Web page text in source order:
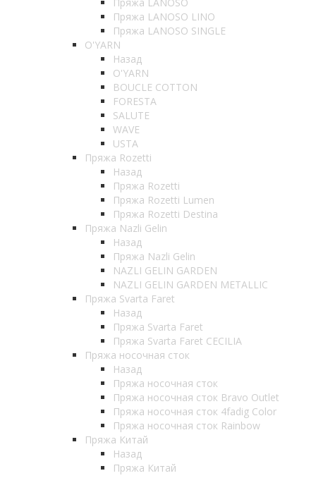
Пряжа LANOSO LINO
Пряжа LANOSO SINGLE
O'YARN
Назад
O'YARN
BOUCLE COTTON
FORESTA
SALUTE
WAVE
USTA
Пряжа Rozetti
Назад
Пряжа Rozetti
Пряжа Rozetti Lumen
Пряжа Rozetti Destina
Пряжа Nazli Gelin
Назад
Пряжа Nazli Gelin
NAZLI GELIN GARDEN
NAZLI GELIN GARDEN METALLIC
Пряжа Svarta Faret
Назад
Пряжа Svarta Faret
Пряжа Svarta Faret CECILIA
Пряжа носочная сток
Назад
Пряжа носочная сток
Пряжа носочная сток Bravo Outlet
Пряжа носочная сток 4fadig Color
Пряжа носочная сток Rainbow
Пряжа Китай
Назад
Пряжа Китай